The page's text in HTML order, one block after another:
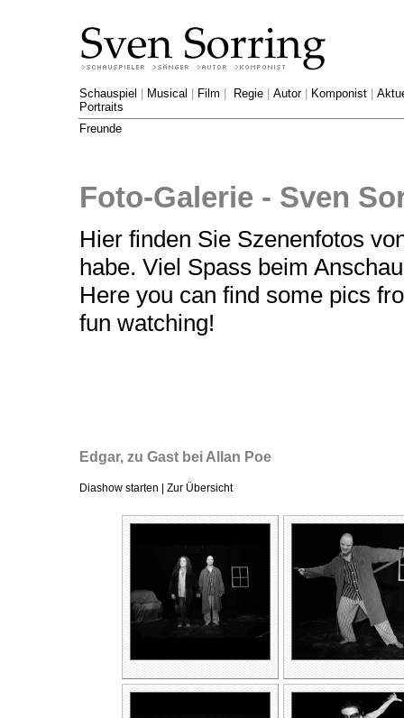
Schauspiel Musical Film Regie Autor| Komponist
Portraits
Freunde
Foto-Galerie - Sven
Hier finden Sie Szenenfotos
habe. Viel Spass beim
Here you can find some pics
fun watching!
Edgar, zu Gast bei Allan Poe
Diashow starten Zur Übersicht